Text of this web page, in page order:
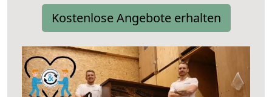
Kostenlose Angebote erhalten